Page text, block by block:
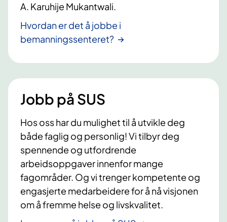
A. Karuhije Mukantwali.
Hvordan er det å jobbe i
bemanningssenteret?
Jobb på SUS
Hos oss har du mulighet til å utvikle deg
både faglig og personlig! Vi tilbyr deg
spennende og utfordrende
arbeidsoppgaver innenfor mange
fagområder. Og vi trenger kompetente og
engasjerte medarbeidere for å nå visjonen
om å fremme helse og livskvalitet.